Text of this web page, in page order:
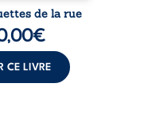
de la rue
€
CE LIVRE